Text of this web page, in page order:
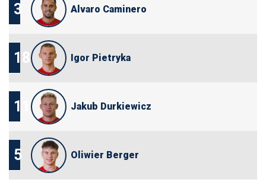
3 Alvaro Caminero
18 Igor Pietryka
11 Jakub Durkiewicz
5 Oliwier Berger